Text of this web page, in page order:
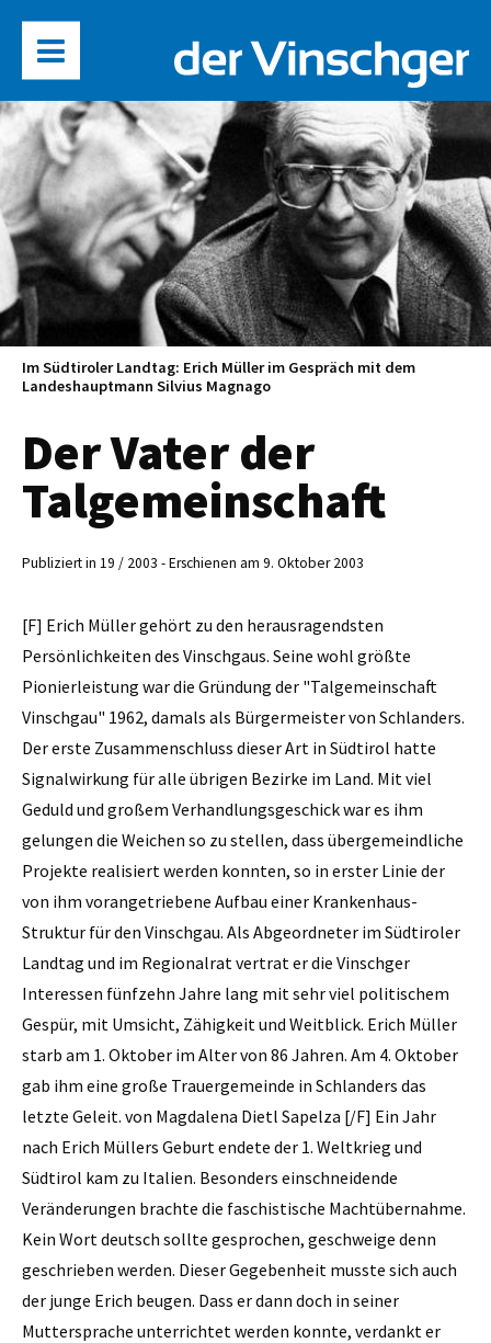
Im Südtiroler Landtag: Erich Müller im Gespräch mit dem
Landeshauptmann Silvius Magnago
Der Vater der
Talgemeinschaft
Publiziert in 19 / 2003 - Erschienen am 9. Oktober 2003
[F] Erich Müller gehört zu den herausragendsten
Persönlichkeiten des Vinschgaus. Seine wohl größte
Pionierleistung war die Gründung der "Talgemeinschaft
Vinschgau" 1962, damals als Bürgermeister von Schlanders.
Der erste Zusammenschluss dieser Art in Südtirol hatte
Signalwirkung für alle übrigen Bezirke im Land. Mit viel
Geduld und großem Verhandlungsgeschick war es ihm
gelungen die Weichen so zu stellen, dass übergemeindliche
Projekte realisiert werden konnten, so in erster Linie der
von ihm vorangetriebene Aufbau einer Krankenhaus-
Struktur für den Vinschgau. Als Abgeordneter im Südtiroler
Landtag und im Regionalrat vertrat er die Vinschger
Interessen fünfzehn Jahre lang mit sehr viel politischem
Gespür, mit Umsicht, Zähigkeit und Weitblick. Erich Müller
starb am 1. Oktober im Alter von 86 Jahren. Am 4. Oktober
gab ihm eine große Trauergemeinde in Schlanders das
letzte Geleit. von Magdalena Dietl Sapelza [/F] Ein Jahr
nach Erich Müllers Geburt endete der 1. Weltkrieg und
Südtirol kam zu Italien. Besonders einschneidende
Veränderungen brachte die faschistische Machtübernahme.
Kein Wort deutsch sollte gesprochen, geschweige denn
geschrieben werden. Dieser Gegebenheit musste sich auch
der junge Erich beugen. Dass er dann doch in seiner
Muttersprache unterrichtet werden konnte, verdankt er